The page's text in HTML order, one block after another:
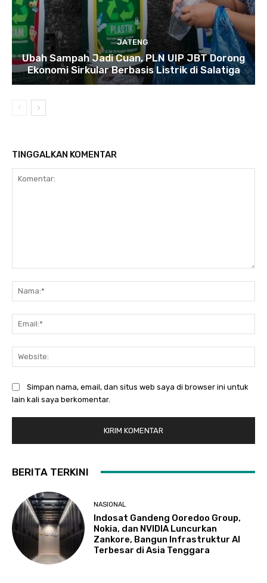
JATENG
Ubah Sampah Jadi Cuan, PLN UIP JBT Dorong
Ekonomi Sirkular Berbasis Listrik di Salatiga
TINGGALKAN KOMENTAR
Simpan nama, email, dan situs web saya di browser ini untuk
lain kali saya berkomentar.
BERITA TERKINI
NASIONAL
Indosat Gandeng Ooredoo Group,
Nokia, dan NVIDIA Luncurkan
Zankore, Bangun Infrastruktur AI
Terbesar di Asia Tenggara